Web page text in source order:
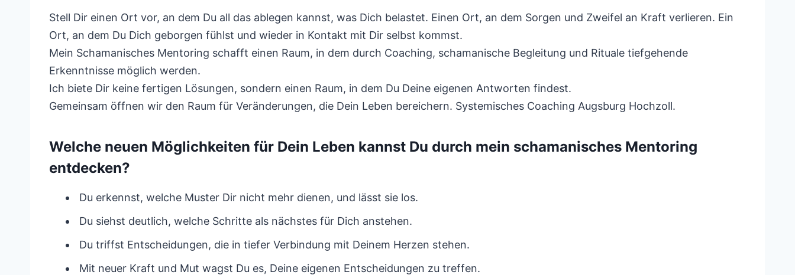
Stell Dir einen Ort vor, an dem Du all das ablegen kannst, was Dich belastet. Einen Ort, an dem Sorgen und Zweifel an Kraft verlieren. Ein
Ort, an dem Du Dich geborgen fühlst und wieder in Kontakt mit Dir selbst kommst.
Mein Schamanisches Mentoring schafft einen Raum, in dem durch Coaching, schamanische Begleitung und Rituale tiefgehende
Erkenntnisse möglich werden.
Ich biete Dir keine fertigen Lösungen, sondern einen Raum, in dem Du Deine eigenen Antworten findest.
Gemeinsam öffnen wir den Raum für Veränderungen, die Dein Leben bereichern. Systemisches Coaching Augsburg Hochzoll.
Welche neuen Möglichkeiten für Dein Leben kannst Du durch mein schamanisches Mentoring
entdecken?
Du erkennst, welche Muster Dir nicht mehr dienen, und lässt sie los.
Du siehst deutlich, welche Schritte als nächstes für Dich anstehen.
Du triffst Entscheidungen, die in tiefer Verbindung mit Deinem Herzen stehen.
Mit neuer Kraft und Mut wagst Du es, Deine eigenen Entscheidungen zu treffen.